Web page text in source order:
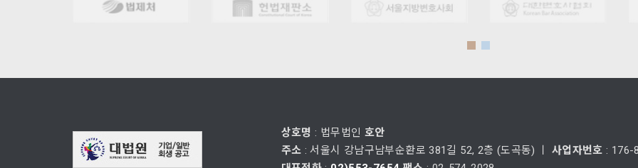
상호명 : 법무법인 호안
주소 : 서울시 강남구남부순환로 381길 52, 2층 (도곡동) ㅣ 사업자번호 : 176-